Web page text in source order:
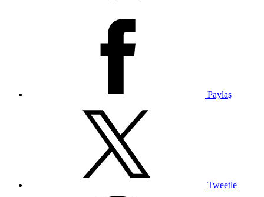
Paylaş
Tweetle